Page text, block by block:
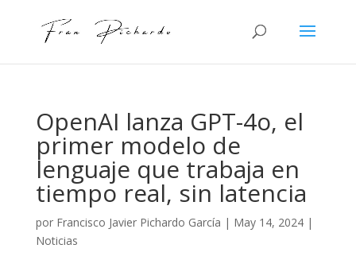
OpenAI lanza GPT-4o, el
primer modelo de
lenguaje que trabaja en
tiempo real, sin latencia
por Francisco Javier Pichardo García | May 14, 2024|
Noticias